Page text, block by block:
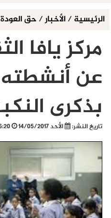
الرئيسية/الأخبار/ حق العودة
مركز يافا
عن أنشطته
بذكرى النكبة
تاريخ النشر: الأحد 14/05/2017